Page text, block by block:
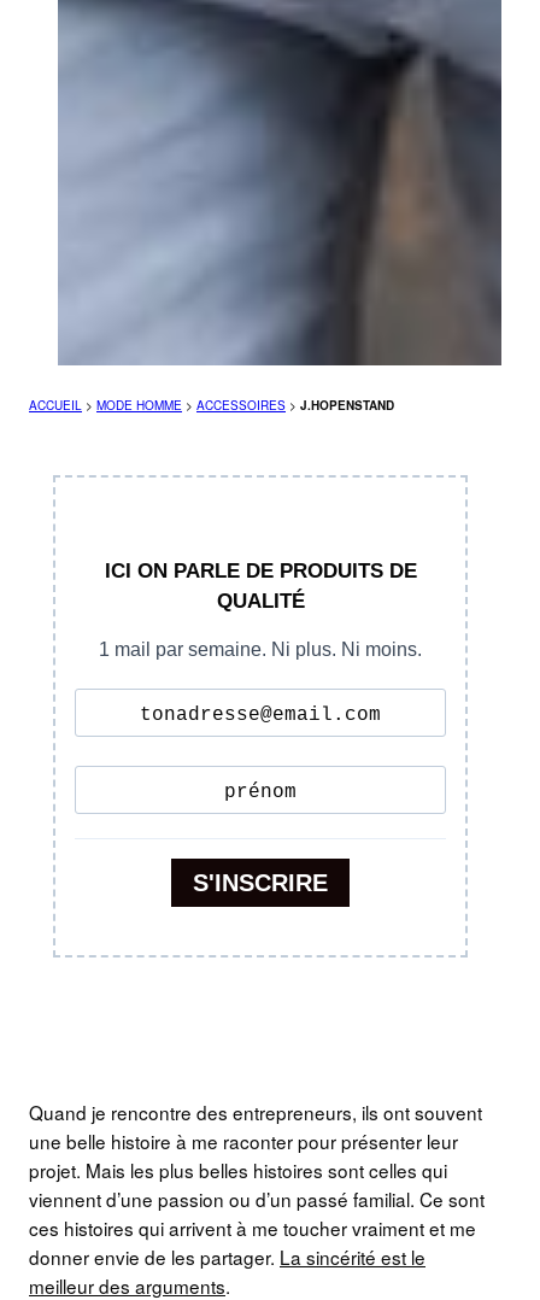
ACCUEIL > MODE HOMME > ACCESSOIRES > J.HOPENSTAND
Quand je rencontre des entrepreneurs, ils ont souvent
une belle histoire à me raconter pour présenter leur
projet. Mais les plus belles histoires sont celles qui
viennent d’une passion ou d’un passé familial. Ce sont
ces histoires qui arrivent à me toucher vraiment et me
donner envie de les partager. La sincérité est le
meilleur des arguments.